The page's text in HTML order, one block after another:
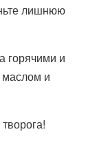
лишнюю
горячими и
маслом и